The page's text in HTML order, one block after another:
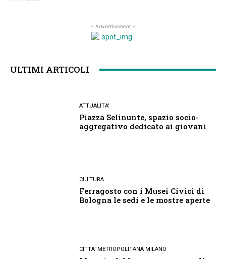
- Advertisement -
ULTIMI ARTICOLI
ATTUALITA'
Piazza Selinunte, spazio socio-
aggregativo dedicato ai giovani
CULTURA
Ferragosto con i Musei Civici di
Bologna le sedi e le mostre aperte
CITTA' METROPOLITANA MILANO